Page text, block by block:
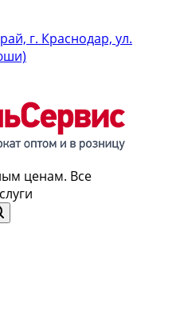
г. Краснодар, ул.
ценам. Все